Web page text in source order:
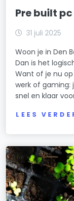
Pre built
31 juli 2025
Woon je in Den
Dan is het
Want of je nu
werk of gaming:
snel en klaar
LEES